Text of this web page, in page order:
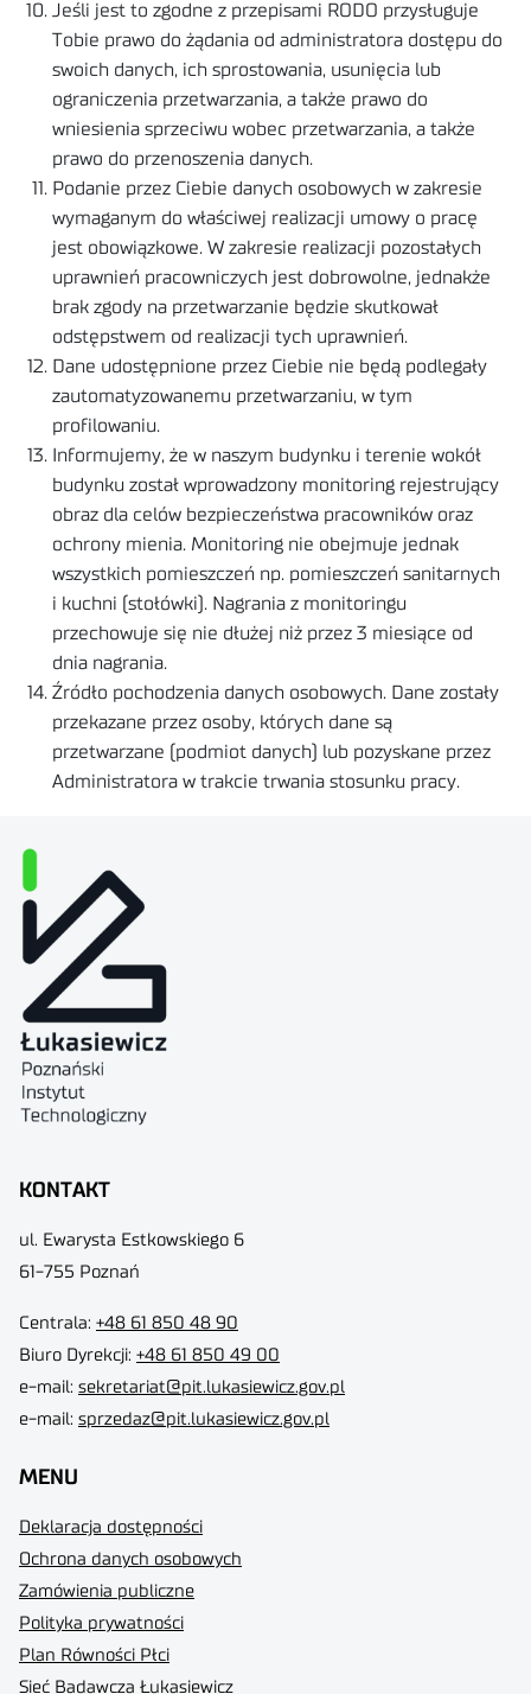
Jeśli jest to zgodne z przepisami RODO przysługuje
Tobie prawo do żądania od administratora dostępu do
swoich danych, ich sprostowania, usunięcia lub
ograniczenia przetwarzania, a także prawo do
wniesienia sprzeciwu wobec przetwarzania, a także
prawo do przenoszenia danych.
Podanie przez Ciebie danych osobowych w zakresie
wymaganym do właściwej realizacji umowy o pracę
jest obowiązkowe. W zakresie realizacji pozostałych
uprawnień pracowniczych jest dobrowolne, jednakże
brak zgody na przetwarzanie będzie skutkował
odstępstwem od realizacji tych uprawnień.
Dane udostępnione przez Ciebie nie będą podlegały
zautomatyzowanemu przetwarzaniu, w tym
profilowaniu.
Informujemy, że w naszym budynku i terenie wokół
budynku został wprowadzony monitoring rejestrujący
obraz dla celów bezpieczeństwa pracowników oraz
ochrony mienia. Monitoring nie obejmuje jednak
wszystkich pomieszczeń np. pomieszczeń sanitarnych
i kuchni (stołówki). Nagrania z monitoringu
przechowuje się nie dłużej niż przez 3 miesiące od
dnia nagrania.
Źródło pochodzenia danych osobowych. Dane zostały
przekazane przez osoby, których dane są
przetwarzane (podmiot danych) lub pozyskane przez
Administratora w trakcie trwania stosunku pracy.
KONTAKT
ul. Ewarysta Estkowskiego 6
61-755 Poznań
Centrala: +48 61 850 48 90
Biuro Dyrekcji: +48 61 850 49 00
e-mail: sekretariat@pit.lukasiewicz.gov.pl
e-mail: sprzedaz@pit.lukasiewicz.gov.pl
MENU
Deklaracja dostępności
Ochrona danych osobowych
Zamówienia publiczne
Polityka prywatności
Plan Równości Płci
Sieć Badawcza Łukasiewicz